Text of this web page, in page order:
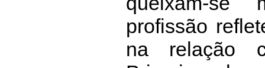
profissão
na relação